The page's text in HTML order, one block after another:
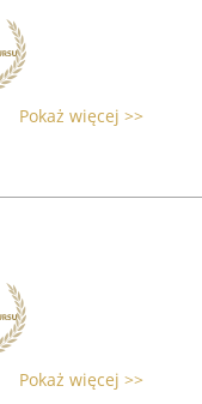
Pokaż więcej >>
Pokaż więcej >>